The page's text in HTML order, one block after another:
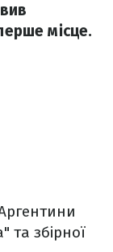
місце.
та збірної